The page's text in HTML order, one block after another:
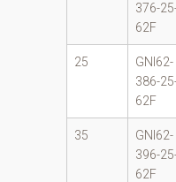
376-
62F
25
GNI62-
386-
62F
35
GNI62-
396-
62F